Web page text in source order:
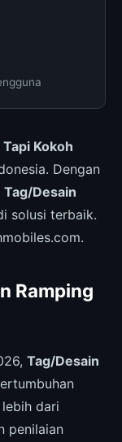
Kokoh
Dengan
Tag/Desain
solusi terbaik.
Ramping
Tag/Desain
dari
penilaian